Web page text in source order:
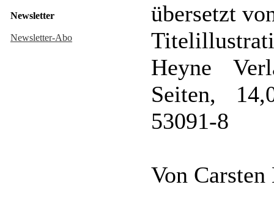
Newsletter
Newsletter-Abo
übersetzt
Heyne
Seiten,
53091-8
Von